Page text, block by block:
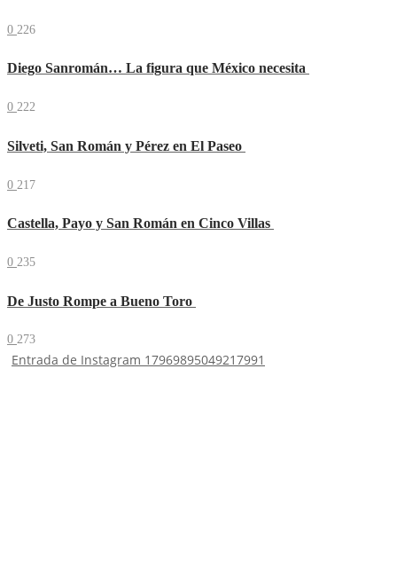
0 226
Diego Sanromán… La figura que México necesita
0 222
Silveti, San Román y Pérez en El Paseo
0 217
Castella, Payo y San Román en Cinco Villas
0 235
De Justo Rompe a Bueno Toro
0 273
Entrada de Instagram 17969895049217991